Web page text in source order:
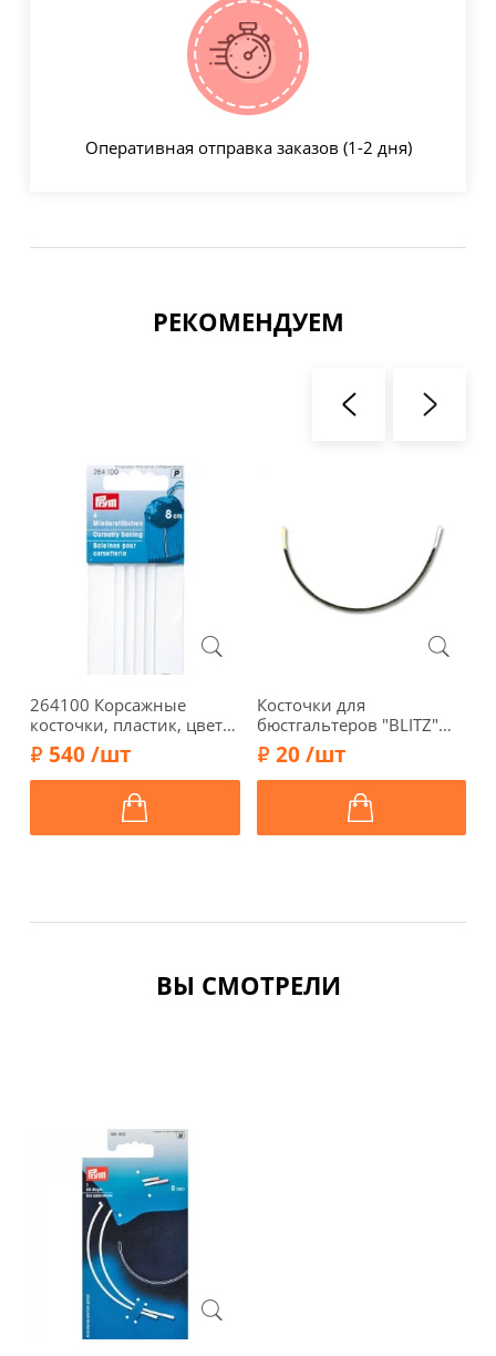
Оперативная отправка заказов (1-2 дня)
РЕКОМЕНДУЕМ
264100 Корсажные
косточки, пластик, цвет
прозрачный, 8 см, 4 шт.,
Prym540 /шт
Косточки для
бюстгальтеров "BLITZ"
металлические, плоские,
2х115мм, KB7-12
20 /шт
ВЫ СМОТРЕЛИ